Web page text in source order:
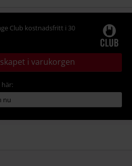
Club kostnadsfritt i 30
i varukorgen
nu